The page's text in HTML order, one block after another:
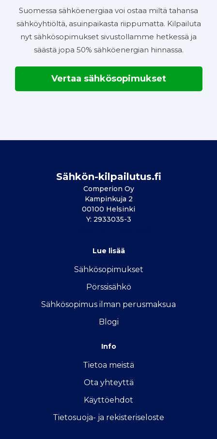
Suomessa sähköenergiaa voi ostaa miltä tahansa
sähköyhtiöltä, asuinpaikasta riippumatta. Kilpailuta
nyt sähkösopimukset sivustollamme hetkessä ja
säästä jopa 50% sähköenergian hinnassa.
Vertaa sähkösopimukset
Sähkön-kilpailutus.fi
Comperion Oy
Kampinkuja 2
00100 Helsinki
Y: 2933035-3
Lue lisää
Sähkösopimukset
Pörssisähkö
Sähkösopimus ilman perusmaksua
Blogi
Info
Tietoa meistä
Ota yhteyttä
Käyttöehdot
Tietosuoja- ja rekisteriseloste